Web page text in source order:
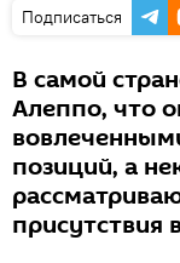
Подписаться
В самой
Алеппо, что
позиций, а
присутствия